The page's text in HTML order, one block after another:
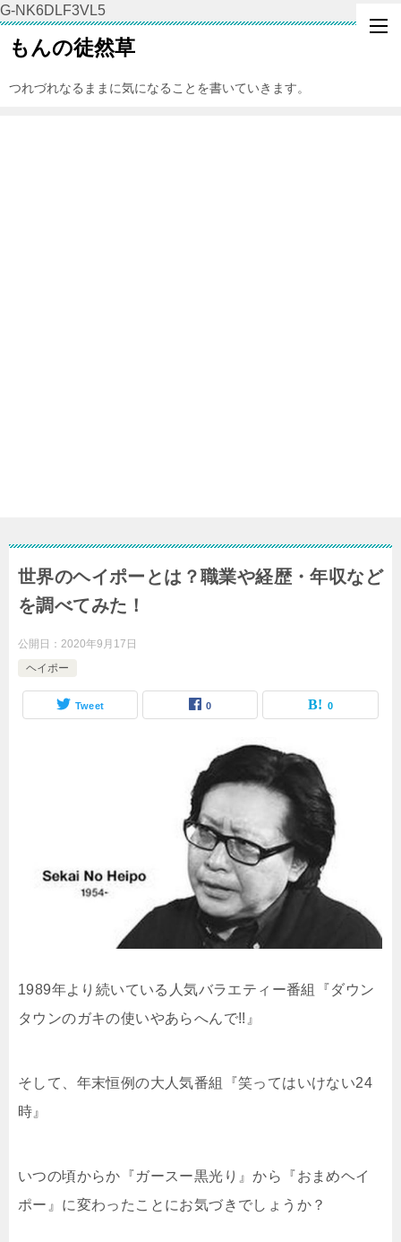
G-NK6DLF3VL5
もんの徒然草
つれづれなるままに気になることを書いていきます。
世界のヘイポーとは？職業や経歴・年収など
を調べてみた！
公開日： 2020年9月17日
ヘイポー
Tweet 0 0
1989年より続いている人気バラエティー番組『ダウン
タウンのガキの使いやあらへんで!!』
そして、年末恒例の大人気番組『笑ってはいけない24
時』
いつの頃からか『ガースー黒光り』から『おまめヘイ
ポー』に変わったことにお気づきでしょうか？